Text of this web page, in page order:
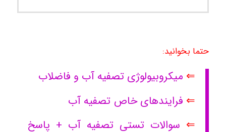
حتما بخوانید:
⇐ میکروبیولوژی تصفیه آب و فاضلاب
⇐ فرایندهای خاص تصفیه آب
⇐ سوالات تستی تصفیه آب + پاسخ